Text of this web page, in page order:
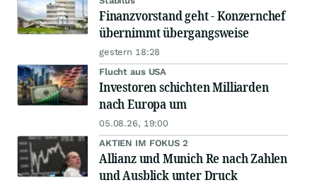
Finanzvorstand geht - Konzernchef
übernimmt übergangsweise
gestern 18:28
Flucht aus USA
Investoren schichten Milliarden
nach Europa um
05.08.26, 19:00
AKTIEN IM FOKUS 2
Allianz und Munich Re nach Zahlen
und Ausblick unter Druck